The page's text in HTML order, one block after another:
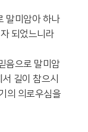
말미암아 하나
되었느니라
음으로 말미암
길이 참으시
의 의로우심을